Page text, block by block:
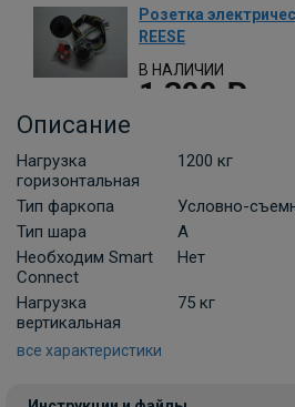
Розетка
REESE
В НАЛИЧИИ
1 300 ₽
Комплект
(Россия)
В НАЛИЧИИ
Описание
Нагрузка
горизонтальная
1200 кг
Тип фаркопа
Условно-
Тип шара
A
Необходим Smart
Connect
Нет
Нагрузка
вертикальная
75 кг
все характеристики